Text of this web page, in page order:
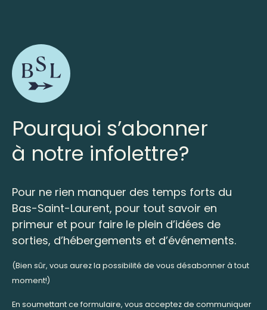
Pourquoi s’abonner
à notre infolettre?
Pour ne rien manquer des temps forts du
Bas-Saint-Laurent, pour tout savoir en
primeur et pour faire le plein d’idées de
sorties, d’hébergements et d’événements.
(Bien sûr, vous aurez la possibilité de vous désabonner à tout
moment!)
En soumettant ce formulaire, vous acceptez de communiquer